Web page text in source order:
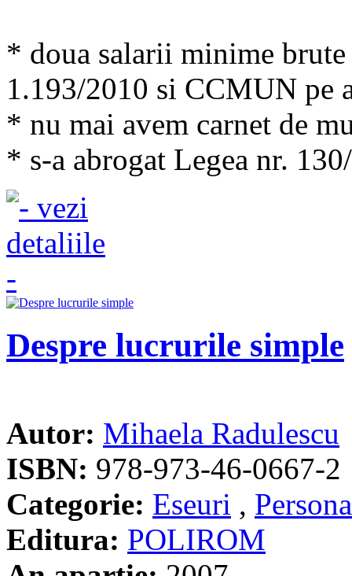
* doua salarii minime
1.193/2010 si CCMUN pe
* nu mai avem carnet de
* s-a abrogat Legea nr.
Despre lucrurile simple
Autor: Mihaela Radulescu
ISBN: 978-973-46-0667-2
Categorie: Eseuri ,
Editura: POLIROM